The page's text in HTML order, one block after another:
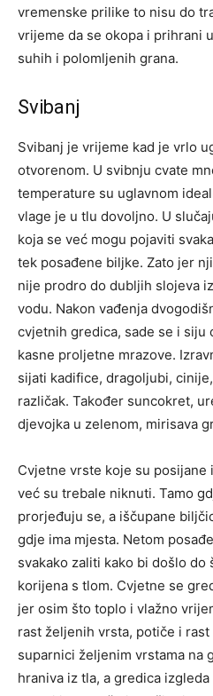
vremenske prilike to nisu do
vrijeme da se okopa i prihrani
suhih i polomljenih grana.
Svibanj
Svibanj je vrijeme kad je vrlo
otvorenom. U svibnju cvate
temperature su uglavnom
vlage je u tlu dovoljno. U
koja se već mogu pojaviti
tek posađene biljke. Zato jer
nije prodro do dubljih slojeva
vodu. Nakon vađenja
cvjetnih gredica, sade se i
kasne proljetne mrazove.
sijati kadifice, dragoljubi,
različak. Također suncokret,
djevojka u zelenom, mirisava
Cvjetne vrste koje su
već su trebale niknuti. Tamo
prorjeđuju se, a iščupane
gdje ima mjesta. Netom
svakako zaliti kako bi došlo do
korijena s tlom. Cvjetne se
jer osim što toplo i vlažno
rast željenih vrsta, potiče i rast
suparnici željenim vrstama na
hraniva iz tla, a gredica